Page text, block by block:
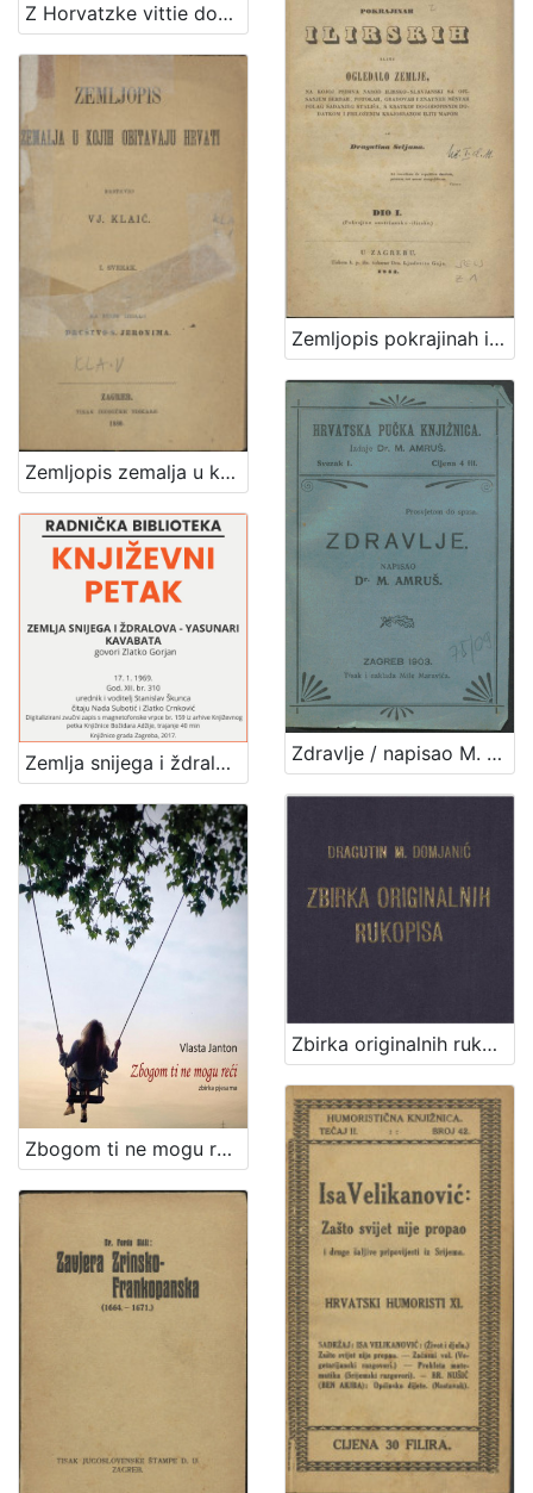
Z Horvatzke vittie dobro poselenye vuchinyeno kad je bana nasztavlenye : vu Zagrebu meszecza veliko-messnyaka dan XXXI. letta 1785
Zemljopis zemalja u kojih obitavaju Hrvati
Zemljopis pokrajinah ilirskih iliti Ogledalo zemlje, na kojoj pribiva narod ilirsko-slavjanski sa opisanjem berdah, potokah, gradovah i znatniih mestah polag sadanjeg stališa, s kratkim dogodopisnim dodatkom i priloženim krajobrazom iliti mapom / od Dragutina Seljana
Zemlja snijega i ždralova - Yasunari Kavabata : Književni petak, 17. 1. 1969., dvorana u Medulićevoj 30 / govori Zlatko Gorjan ; čitaju Nada Subotić i Zlatko Crnković ; urednik i voditelj Stanislav Škunca Zdravlje / napisao M. [Milan] Amruš
Zbogom ti ne mogu reći / Vlasta Janton
Zbirka originalnih rukopisa / Dragutin M. Domjanić